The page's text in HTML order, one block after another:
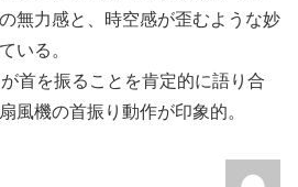
無力感と、時空感が歪むような妙
いる。
首を振ることを肯定的に語り合
風機の首振り動作が印象的。